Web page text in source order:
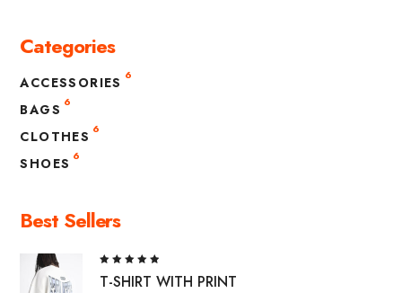
Categories
ACCESSORIES 6
BAGS 6
CLOTHES 6
SHOES 6
Best Sellers
5.00out
T-SHIRT WITH PRINT